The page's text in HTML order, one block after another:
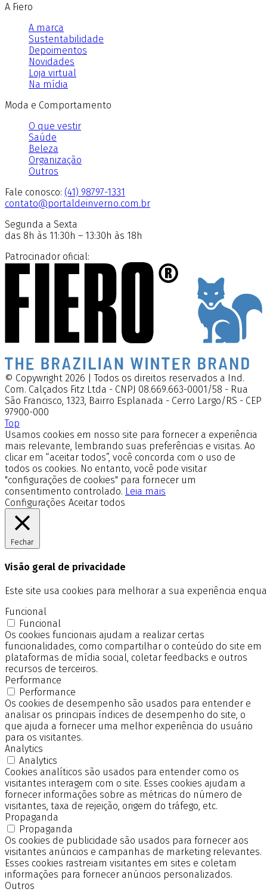
A Fiero
A marca
Sustentabilidade
Depoimentos
Novidades
Loja virtual
Na mídia
Moda e Comportamento
O que vestir
Saúde
Beleza
Organização
Outros
Fale conosco: (41) 98797-1331
contato@portaldeinverno.com.br
Segunda a Sexta
das 8h às 11:30h – 13:30h às 18h
Patrocinador oficial:
© Copywright 2026 | Todos os direitos reservados a Ind.
Com. Calçados Fitz Ltda - CNPJ 08.669.663-0001/58 - Rua
São Francisco, 1323, Bairro Esplanada - Cerro Largo/RS - CEP
97900-000
Top
Usamos cookies em nosso site para fornecer a experiência
mais relevante, lembrando suas preferências e visitas. Ao
clicar em “aceitar todos”, você concorda com o uso de
todos os cookies. No entanto, você pode visitar
"configurações de cookies" para fornecer um
consentimento controlado. Leia mais
Configurações Aceitar todos
Fechar
Visão geral de privacidade
Este site usa cookies para melhorar a sua experiência
Funcional
Funcional
Os cookies funcionais ajudam a realizar certas
funcionalidades, como compartilhar o conteúdo do site em
plataformas de mídia social, coletar feedbacks e outros
recursos de terceiros.
Performance
Performance
Os cookies de desempenho são usados para entender e
analisar os principais índices de desempenho do site, o
que ajuda a fornecer uma melhor experiência do usuário
para os visitantes.
Analytics
Analytics
Cookies analíticos são usados para entender como os
visitantes interagem com o site. Esses cookies ajudam a
fornecer informações sobre as métricas do número de
visitantes, taxa de rejeição, origem do tráfego, etc.
Propaganda
Propaganda
Os cookies de publicidade são usados para fornecer aos
visitantes anúncios e campanhas de marketing relevantes.
Esses cookies rastreiam visitantes em sites e coletam
informações para fornecer anúncios personalizados.
Outros